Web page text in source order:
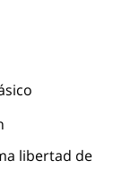
libertad de